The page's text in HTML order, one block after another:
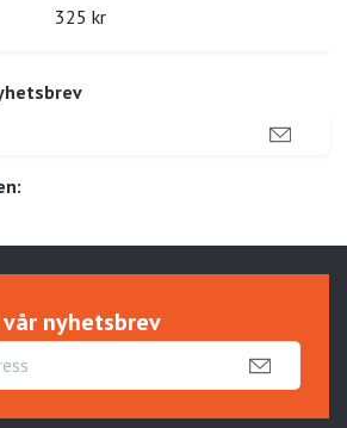
325 kr
nyhetsbrev